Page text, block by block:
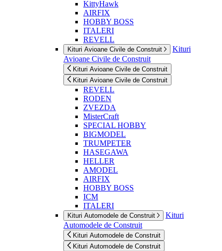
KittyHawk
AIRFIX
HOBBY BOSS
ITALERI
REVELL
Kituri Avioane Civile de Construit
Kituri
Avioane Civile de Construit
Kituri Avioane Civile de Construit
Kituri Avioane Civile de Construit
REVELL
RODEN
ZVEZDA
MisterCraft
SPECIAL HOBBY
BIGMODEL
TRUMPETER
HASEGAWA
HELLER
AMODEL
AIRFIX
HOBBY BOSS
ICM
ITALERI
Kituri Automodele de Construit
Kituri
Automodele de Construit
Kituri Automodele de Construit
Kituri Automodele de Construit